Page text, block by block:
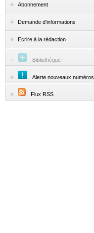
Abonnement
Demande d'informations
Ecrire à la rédaction
Bibliothèque
Alerte nouveaux numéros
Flux RSS